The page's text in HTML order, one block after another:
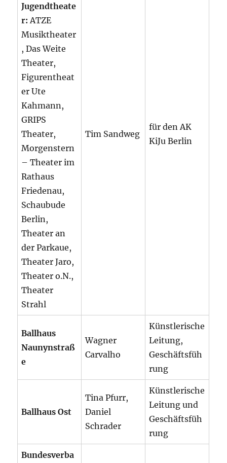
Jugendtheate
r: ATZE
Musiktheater
, Das Weite
Theater,
Figurentheat
er Ute
Kahmann,
GRIPS
Theater,
Morgenstern
– Theater im
Rathaus
Friedenau,
Schaubude
Berlin,
Theater an
der Parkaue,
Theater Jaro,
Theater o.N.,
Theater
Strahl
Tim Sandweg
für den AK
KiJu Berlin
Ballhaus
Naunynstraß
e
Wagner
Carvalho
Künstlerische
Leitung,
Geschäftsfüh
rung
Ballhaus Ost
Tina Pfurr,
Daniel
Schrader
Künstlerische
Leitung und
Geschäftsfüh
rung
Bundesverba